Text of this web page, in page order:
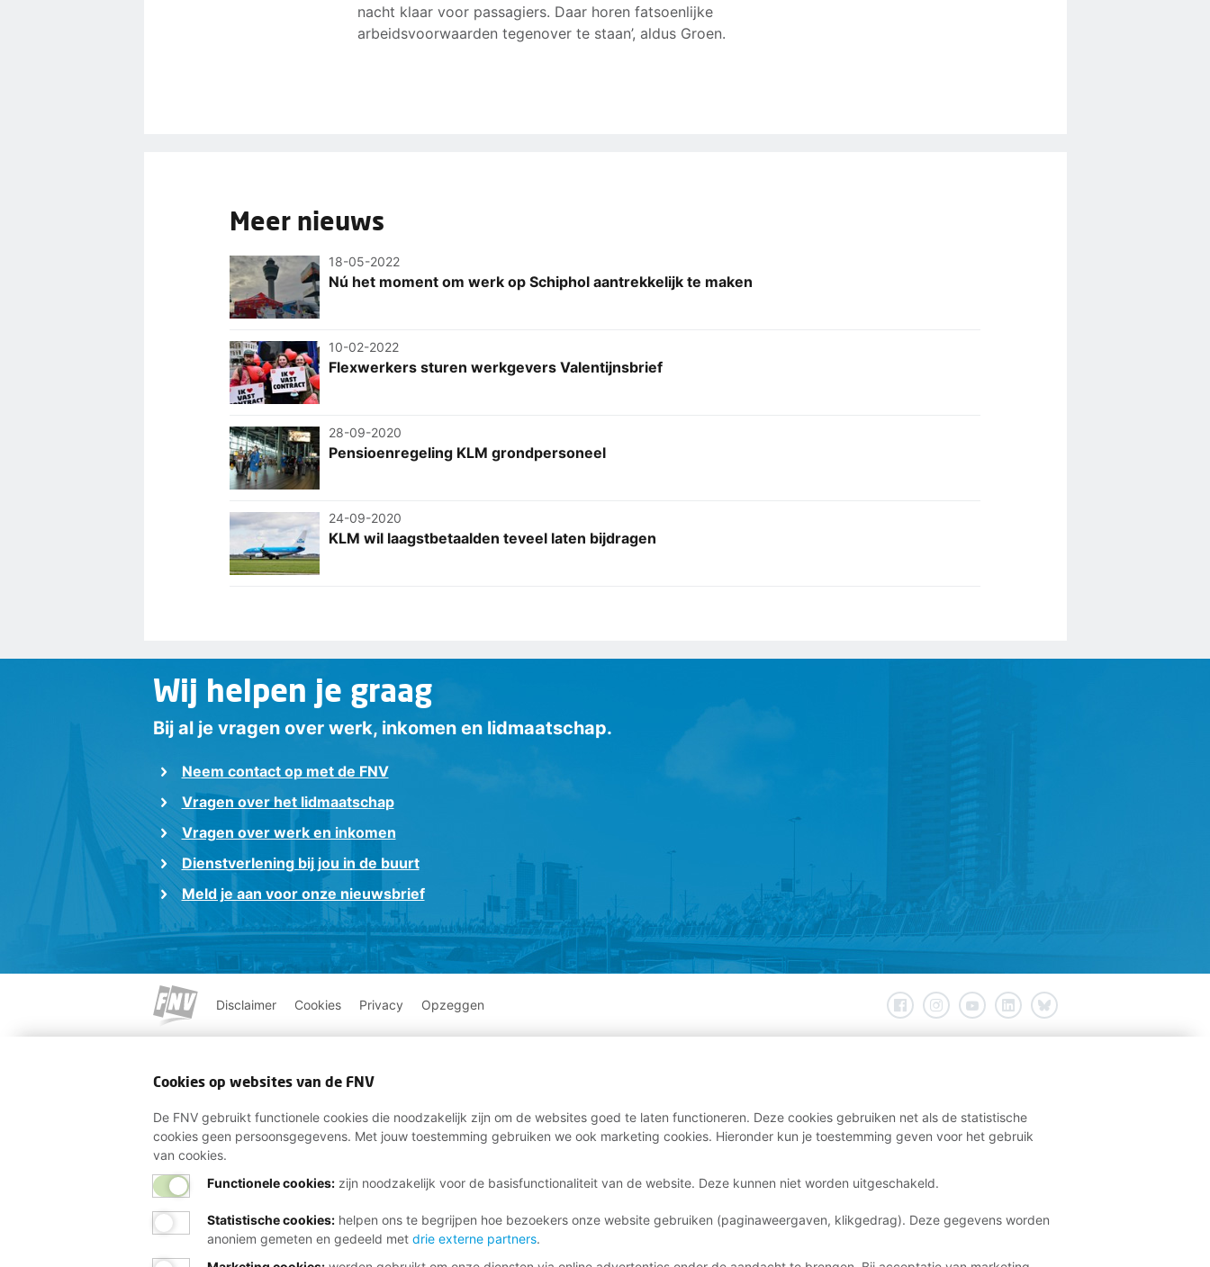
nacht klaar voor passagiers. Daar horen fatsoenlijke
arbeidsvoorwaarden tegenover te staan’, aldus Groen.
Meer nieuws
18-05-2022
Nú het moment om werk op Schiphol aantrekkelijk te maken
10-02-2022
Flexwerkers sturen werkgevers Valentijnsbrief
28-09-2020
Pensioenregeling KLM grondpersoneel
24-09-2020
KLM wil laagstbetaalden teveel laten bijdragen
Wij helpen je graag
Bij al je vragen over werk, inkomen en lidmaatschap.
Neem contact op met de FNV
Vragen over het lidmaatschap
Vragen over werk en inkomen
Dienstverlening bij jou in de buurt
Meld je aan voor onze nieuwsbrief
Disclaimer Cookies Privacy Opzeggen
Cookies op websites van de FNV
De FNV gebruikt functionele cookies die noodzakelijk zijn om de websites goed te laten functioneren. Deze cookies gebruiken net als de statistische
cookies geen persoonsgegevens. Met jouw toestemming gebruiken we ook marketing cookies. Hieronder kun je toestemming geven voor het gebruik
van cookies.
Functionele cookies:zijn noodzakelijk voor de basisfunctionaliteit van de website. Deze kunnen niet worden uitgeschakeld.
Statistische cookies: helpen ons te begrijpen hoe bezoekers onze website gebruiken (paginaweergaven, klikgedrag). Deze gegevens worden
anoniem gemeten en gedeeld met drie externe partners.